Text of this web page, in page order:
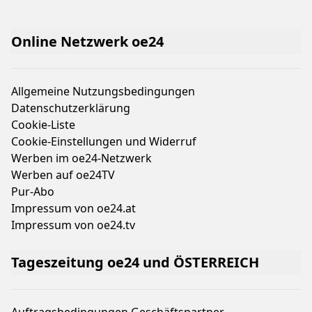
Online Netzwerk oe24
Allgemeine Nutzungsbedingungen
Datenschutzerklärung
Cookie-Liste
Cookie-Einstellungen und Widerruf
Werben im oe24-Netzwerk
Werben auf oe24TV
Pur-Abo
Impressum von oe24.at
Impressum von oe24.tv
Tageszeitung oe24 und ÖSTERREICH